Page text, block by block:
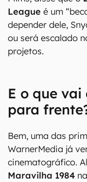
League é um
depender dele,
ou será escalado
projetos.
E o que
para
Bem, uma das
WarnerMedia já
cinematográfico.
Maravilha 1984